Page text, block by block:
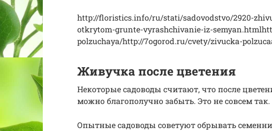
http://floristics.info/ru/stati/sadovodstvo/2920-
otkrytom-grunte-vyrashchivanie-iz-
polzuchaya/http://7ogorod.ru/cvety/zivucka-
Живучка после цветения
Некоторые садоводы считают, что после
можно благополучно забыть. Это не совсем так.
Опытные садоводы советуют обрывать